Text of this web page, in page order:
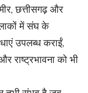
छत्तीसगढ़ और
में संघ के
उपलब्ध कराईं,
राष्ट्रभावना को भी